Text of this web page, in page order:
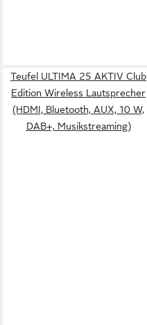
Teufel ULTIMA 25 AKTIV Club
Edition Wireless Lautsprecher
(HDMI, Bluetooth, AUX, 10 W,
DAB+, Musikstreaming)